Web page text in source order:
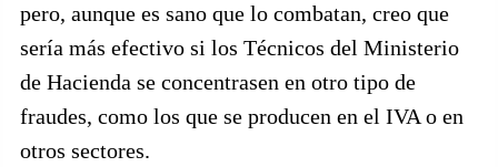
pero, aunque es sano que lo combatan, creo que
sería más efectivo si los Técnicos del Ministerio
de Hacienda se concentrasen en otro tipo de
fraudes, como los que se producen en el IVA o en
otros sectores.